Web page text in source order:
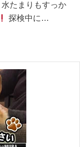
水たまりもすっか
探検中に…